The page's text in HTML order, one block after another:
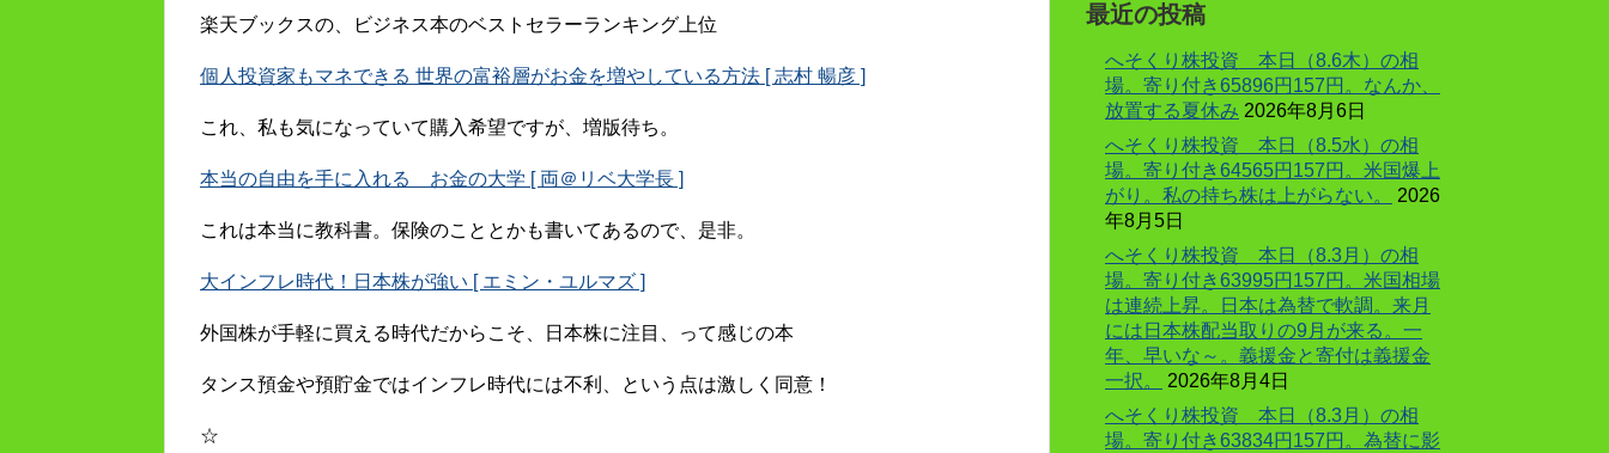
楽天ブックスの、ビジネス本のベストセラーランキング上位
個人投資家もマネできる 世界の富裕層がお金を増やしている方法 [ 志村 暢彦 ]
これ、私も気になっていて購入希望ですが、増版待ち。
本当の自由を手に入れる お金の大学 [ 両＠リベ大学長 ]
これは本当に教科書。保険のこととかも書いてあるので、是非。
大インフレ時代！日本株が強い [ エミン・ユルマズ ]
外国株が手軽に買える時代だからこそ、日本株に注目、って感じの本
タンス預金や預貯金ではインフレ時代には不利、という点は激しく同意！
☆
最近の投稿
へそくり株投資 本日（8.6木）の相
場。寄り付き65896円157円。なんか、
放置する夏休み 2026年8月6日
へそくり株投資 本日（8.5水）の相
場。寄り付き64565円157円。米国爆上
がり。私の持ち株は上がらない。
2026
年8月5日
へそくり株投資 本日（8.3月）の相
場。寄り付き63995円157円。米国相場
は連続上昇。日本は為替で軟調。来月
には日本株配当取りの9月が来る。一
年、早いな～。義援金と寄付は義援金
一択。
2026年8月4日
へそくり株投資 本日（8.3月）の相
場。寄り付き63834円157円。為替に影